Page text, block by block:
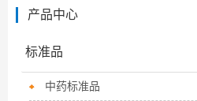
产品中心
标准品
中药标准品